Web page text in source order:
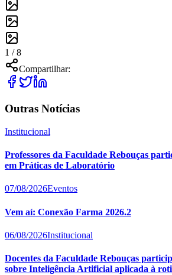
1 /8
Compartilhar:
Outras Notícias
Institucional
Professores da Faculdade Rebouças
em Práticas de Laboratório
07/08/2026Eventos
Vem aí: Conexão Farma 2026.2
06/08/2026Institucional
Docentes da Faculdade Rebouças
sobre Inteligência Artificial aplicada à